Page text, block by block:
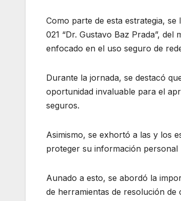
Como parte de esta estrategia,
021 “Dr. Gustavo Baz Prada”,
enfocado en el uso seguro de
Durante la jornada, se destacó
oportunidad invaluable para el
seguros.
Asimismo, se exhortó a las y los
proteger su información personal
Aunado a esto, se abordó la
de herramientas de resolución